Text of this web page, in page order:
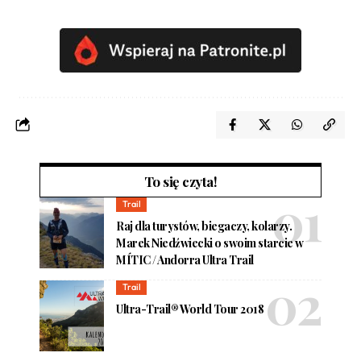
To się czyta!
Trail
Raj dla turystów, biegaczy, kolarzy.
Marek Niedźwiecki o swoim starcie w
MÍTIC / Andorra Ultra Trail
Trail
Ultra-Trail® World Tour 2018